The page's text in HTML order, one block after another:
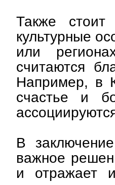
Также стоит
культурные
или
считаются
Например, в
счастье и
В
важное
и отражает